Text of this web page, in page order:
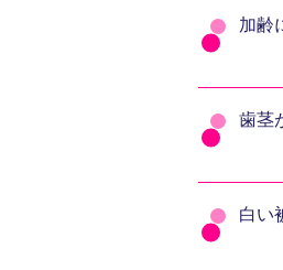
加齢
歯茎
白い